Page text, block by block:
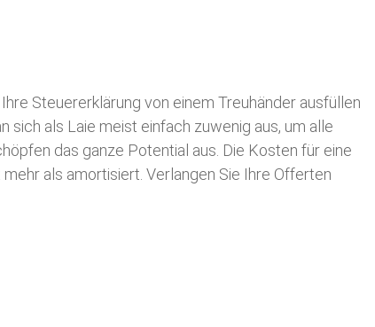
Steuererklärung von einem Treuhänder ausfüllen
sich als Laie meist einfach zuwenig aus, um alle
das ganze Potential aus. Die Kosten für eine
als amortisiert. Verlangen Sie Ihre Offerten